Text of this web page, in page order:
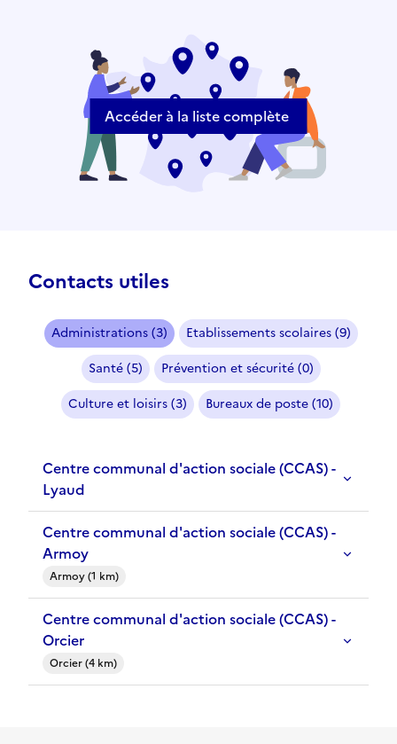
Accéder à la liste complète
Contacts utiles
Administrations (3)
Etablissements scolaires (9)
Santé (5)
Prévention et sécurité (0)
Culture et loisirs (3)
Bureaux de poste (10)
Centre communal d'action sociale (CCAS) -
Lyaud
Centre communal d'action sociale (CCAS) -
Armoy
Armoy (1 km)
Centre communal d'action sociale (CCAS) -
Orcier
Orcier (4 km)